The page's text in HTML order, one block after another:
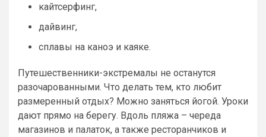
кайтсерфинг,
дайвинг,
сплавы на каноэ и каяке.
Путешественники-экстремалы не останутся
разочарованными. Что делать тем, кто любит
размеренный отдых? Можно заняться йогой. Уроки
дают прямо на берегу. Вдоль пляжа – череда
магазинов и палаток, а также ресторанчиков и